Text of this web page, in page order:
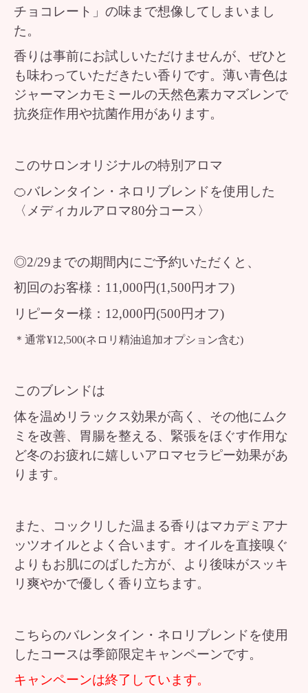
チョコレート」の味まで想像してしまいまし
た。
香りは事前にお試しいただけませんが、ぜひと
も味わっていただきたい香りです。薄い青色は
ジャーマンカモミールの天然色素カマズレンで
抗炎症作用や抗菌作用があります。
このサロンオリジナルの特別アロマ
🍊バレンタイン・ネロリブレンドを使用した
〈 メディカルアロマ80分コース〉
◎2/29までの期間内にご予約いただくと、
初回のお客様：11,000円(1,500円オフ)
リピーター様：12,000円(500円オフ)
＊通常¥12,500(ネロリ精油追加オプション含む)
このブレンドは
体を温めリラックス効果が高く、その他にムク
ミを改善、胃腸を整える、緊張をほぐす作用な
ど冬のお疲れに嬉しいアロマセラピー効果があ
ります。
また、コックリした温まる香りはマカデミアナ
ッツオイルとよく合います。オイルを直接嗅ぐ
よりもお肌にのばした方が、より後味がスッキ
リ爽やかで優しく香り立ちます。
こちらのバレンタイン・ネロリブレンドを使用
したコースは季節限定キャンペーンです。
キャンペーンは終了しています。